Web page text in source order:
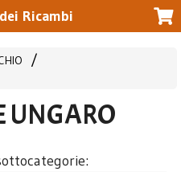
Ricambi
UNGARO